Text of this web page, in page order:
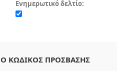
Ενημερωτικό δελτίο:
Ο ΚΩΔΙΚΌΣ ΠΡΌΣΒΑΣΗΣ